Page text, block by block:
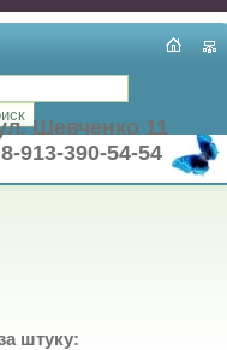
Шевченко 11
8-913-390-54-54
штуку: